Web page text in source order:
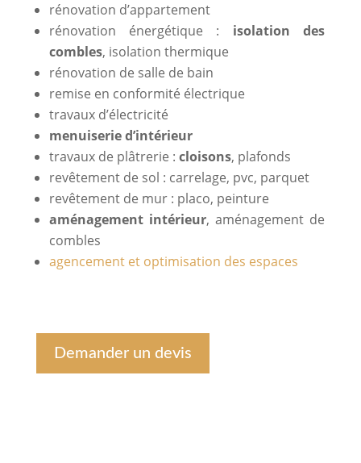
rénovation d’appartement
rénovation énergétique : isolation des
combles, isolation thermique
rénovation de salle de bain
remise en conformité électrique
travaux d’électricité
menuiserie d’intérieur
travaux de plâtrerie : cloisons, plafonds
revêtement de sol : carrelage, pvc, parquet
revêtement de mur : placo, peinture
aménagement intérieur, aménagement de
combles
agencement et optimisation des espaces
Demander un devis